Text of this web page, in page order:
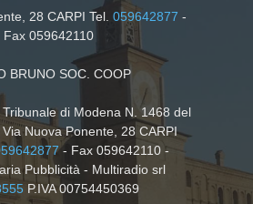
28 CARPI Tel.059642877 -
Fax 059642110
BRUNO SOC. COOP
di Modena N. 1468 del
Nuova Ponente, 28 CARPI
- Fax 059642110 -
Pubblicità - Multiradio srl
P.IVA 00754450369